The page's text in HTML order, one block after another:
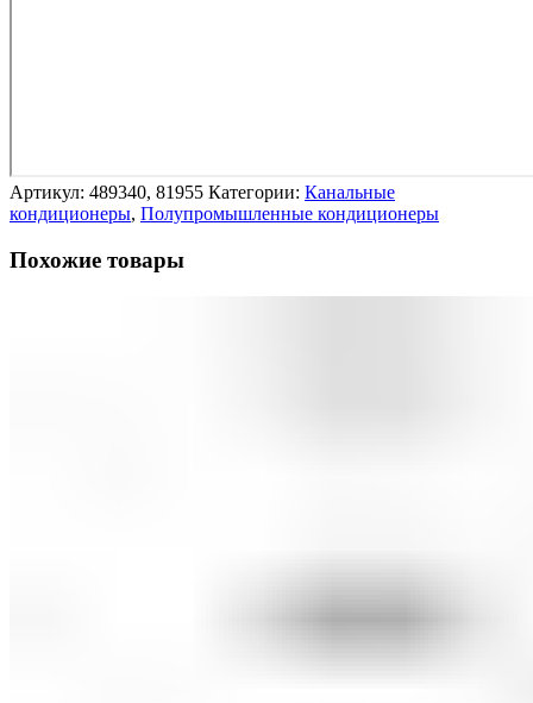
Артикул: 489340, 81955 Категории: Канальные
кондиционеры, Полупромышленные кондиционеры
Похожие товары